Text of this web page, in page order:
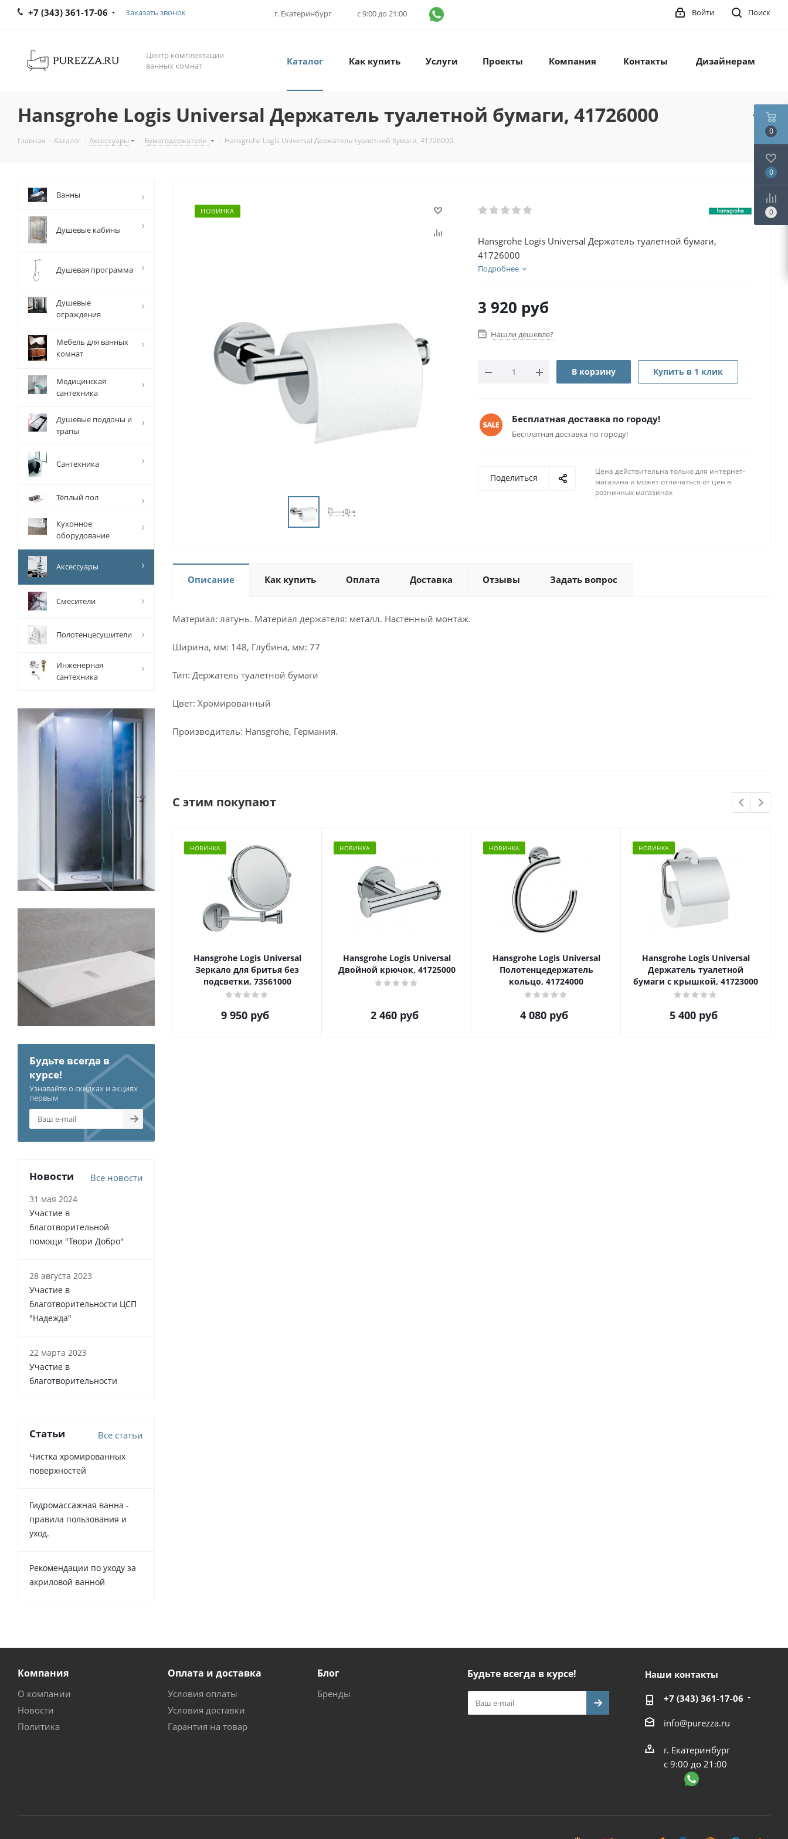
+7 (343) 361-17-06 Заказать звонок г. Екатеринбург с 9:00 до 21:00 Поиск
Войти
Центр комплектации
ванных комнат
Каталог Как купить Услуги Проекты Компания Контакты Дизайнерам
Hansgrohe Logis Universal Держатель туалетной бумаги, 41726000
Главная - Каталог - Аксессуары - Бумагодержатели - Hansgrohe Logis Universal Держатель туалетной бумаги, 41726000
НОВИНКА
Hansgrohe Logis Universal Держатель туалетной бумаги,
41726000
Подробнее
3 920 руб
Нашли дешевле?
В корзину Купить в 1 клик
Бесплатная доставка по городу!
Бесплатная доставка по городу!
Поделиться
Цена действительна только для интернет-
магазина и может отличаться от цен в
розничных магазинах
Описание Как купить Оплата Доставка Отзывы Задать вопрос
Материал: латунь. Материал держателя: металл. Настенный монтаж.
Ширина, мм: 148, Глубина, мм: 77
Тип: Держатель туалетной бумаги
Цвет: Хромированный
Производитель: Hansgrohe, Германия.
С этим покупают
НОВИНКА
Hansgrohe Logis Universal
Зеркало для бритья без
подсветки, 73561000
9 950 руб
НОВИНКА
Hansgrohe Logis Universal
Двойной крючок, 41725000
2 460 руб
НОВИНКА
Hansgrohe Logis Universal
Полотенцедержатель
кольцо, 41724000
4 080 руб
НОВИНКА
Hansgrohe Logis Universal
Держатель туалетной
бумаги с крышкой, 41723000
5 400 руб
Ванны
Душевые кабины
Душевая программа
Душевые
ограждения
Мебель для ванных
комнат
Медицинская
сантехника
Душевые поддоны и
трапы
Сантехника
Тёплый пол
Кухонное
оборудование
Аксессуары
Смесители
Полотенцесушители
Инженерная
сантехника
Будьте всегда в
курсе!
Узнавайте о скидках и акциях
первым
Новости Все новости
31 мая 2024
Участие в
благотворительной
помощи "Твори Добро"
28 августа 2023
Участие в
благотворительности ЦСП
"Надежда"
22 марта 2023
Участие в
благотворительности
Статьи Все статьи
Чистка хромированных
поверхностей
Гидромассажная ванна -
правила пользования и
уход.
Рекомендации по уходу за
акриловой ванной
Компания
О компании
Новости
Политика
Оплата и доставка
Условия оплаты
Условия доставки
Гарантия на товар
Блог
Бренды
Будьте всегда в курсе! Наши контакты
+7 (343) 361-17-06
info@purezza.ru
г. Екатеринбург
с 9:00 до 21:00
0
0
0